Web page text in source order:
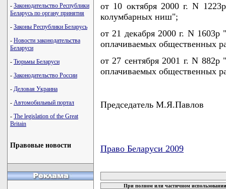
- Законодательство Республики
Беларусь по органу принятия
- Законы Республики Беларусь
- Новости законодательства
Беларуси
- Тюрьмы Беларуси
- Законодательство России
- Деловая Украина
- Автомобильный портал
- The legislation of the Great
Britain
Правовые новости
от 10 октября 2000 г. N
колумбарных ниш";
от 21 декабря 2000 г. N
оплачиваемых общественных
от 27 сентября 2001 г. N
оплачиваемых общественных
Председатель М.Я.Павлов
Право Беларуси 2009
При полном или частичном